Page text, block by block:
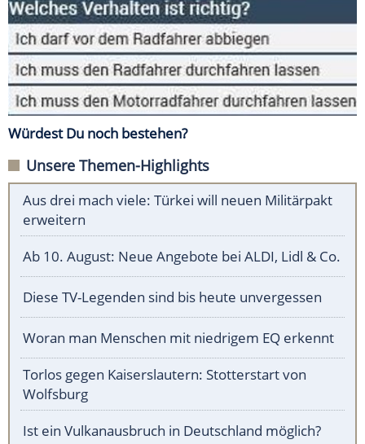
Würdest Du noch bestehen?
Unsere Themen-Highlights
Aus drei mach viele: Türkei will neuen Militärpakt
erweitern
Ab 10. August: Neue Angebote bei ALDI, Lidl & Co.
Diese TV-Legenden sind bis heute unvergessen
Woran man Menschen mit niedrigem EQ erkennt
Torlos gegen Kaiserslautern: Stotterstart von
Wolfsburg
Ist ein Vulkanausbruch in Deutschland möglich?